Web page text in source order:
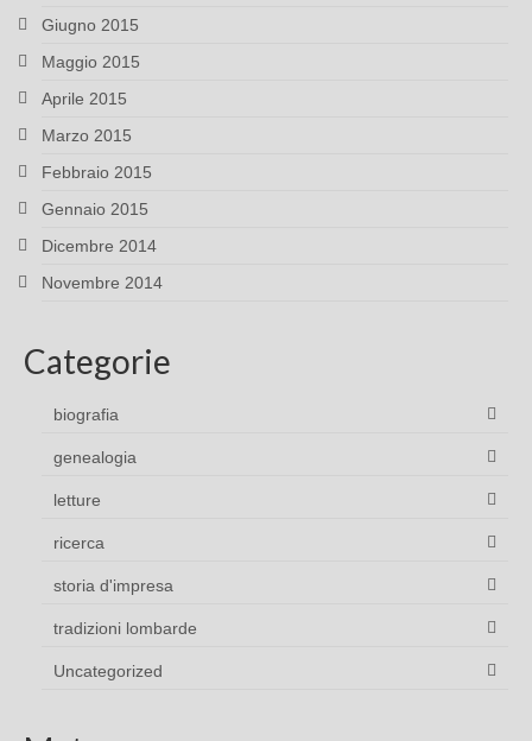
Giugno 2015
Maggio 2015
Aprile 2015
Marzo 2015
Febbraio 2015
Gennaio 2015
Dicembre 2014
Novembre 2014
Categorie
biografia
genealogia
letture
ricerca
storia d'impresa
tradizioni lombarde
Uncategorized